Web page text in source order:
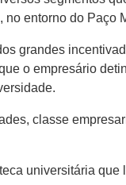
entorno do Paço
grandes
o empresário
classe
universitária que